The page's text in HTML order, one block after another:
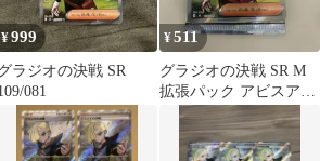
¥999
ラジオの決戦 SR
081
¥511
グラジオの決戦 SR M
拡張パック アビスアイ
キラ 109/081